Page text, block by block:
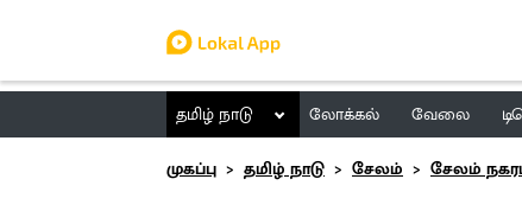
தமிழ் நாடு லோக்கல் வேலை
முகப்பு
தமிழ் நாடு சேலம் சேலம்